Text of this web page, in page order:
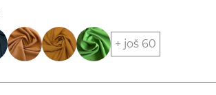
+ još 60